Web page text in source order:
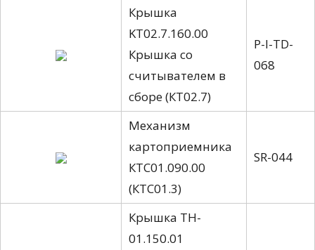
Крышка
KT02.7.160.00
Крышка со
считывателем в
сборе (КТ02.7)
P-I-TD-
068
Механизм
картоприемника
КТС01.090.00
(КТС01.3)
SR-044
Крышка TH-
01.150.01